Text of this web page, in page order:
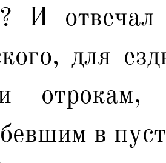
И
для
в